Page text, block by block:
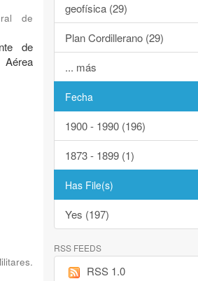
de
de
geofísica (29)
Plan Cordillerano (29)
... más
Fecha
1900 - 1990 (196)
1873 - 1899 (1)
Has File(s)
Yes (197)
RSS FEEDS
RSS 1.0